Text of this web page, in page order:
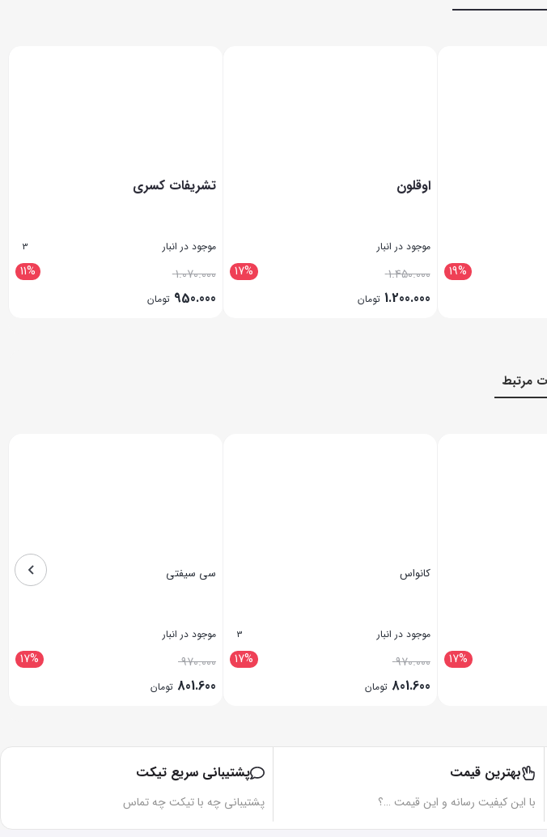
19%
اوقلون
موجود در انبار
17% 1.450.000
1.200.000 تومان
تشریفات کسری
موجود در انبار 3
11% 1.070.000
950.000 تومان
مرتبط
17%
کانواس
موجود در انبار 3
17% 970.000
801.600 تومان
سی سیفتی
موجود در انبار
17% 970.000
801.600 تومان
بهترین قیمت
با این کیفیت رسانه و این قیمت …؟
پشتیبانی سریع تیکت
پشتیبانی چه با تیکت چه تماس